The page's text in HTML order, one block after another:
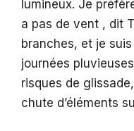
lumineux. Je
a pas de vent , dit
branches, et je
journées
risques de
chute d’éléments